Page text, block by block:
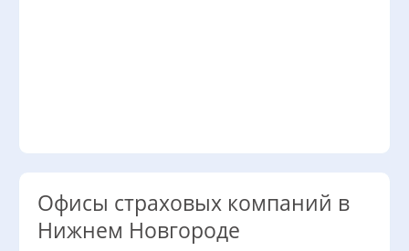
Офисы страховых компаний в
Нижнем Новгороде